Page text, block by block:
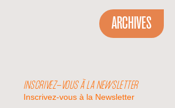
ARCHIVES
INSCRIVEZ-VOUS À LA NEWSLETTER
Inscrivez-vous à la Newsletter